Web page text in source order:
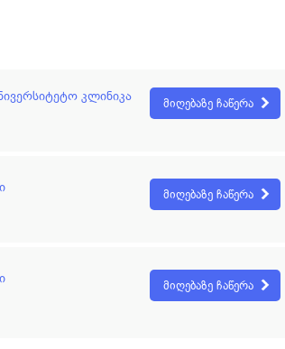
კლინიკა
მიღებაზე ჩაწერა
მიღებაზე ჩაწერა
მიღებაზე ჩაწერა